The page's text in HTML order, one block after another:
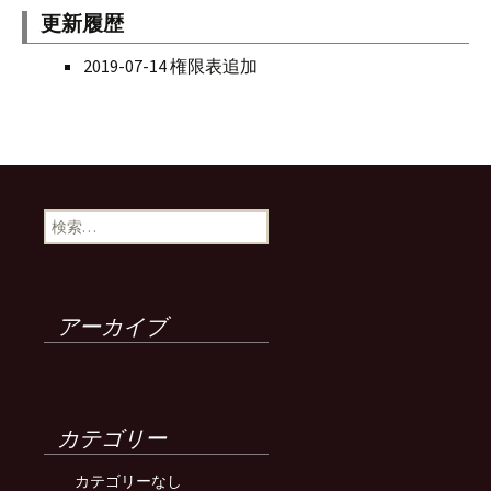
更新履歴
2019-07-14 権限表追加
検
索:
アーカイブ
カテゴリー
カテゴリーなし